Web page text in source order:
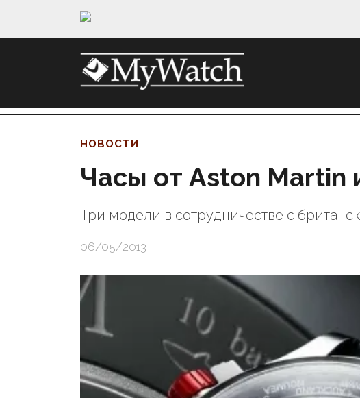
НОВОСТИ
Часы от Aston Martin
Три модели в сотрудничестве с
06/05/2013